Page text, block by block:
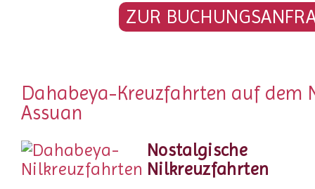
ZUR
Dahabeya-Kreuzfahrten auf dem
Assuan
Nostalgische
Nilkreuzfahrten